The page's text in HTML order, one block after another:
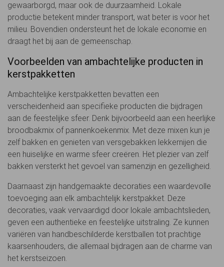
gewaarborgd, maar ook de duurzaamheid. Lokale
productie betekent minder transport, wat beter is voor het
milieu. Bovendien ondersteunt het de lokale economie en
draagt het bij aan de gemeenschap.
Voorbeelden van ambachtelijke producten in
kerstpakketten
Ambachtelijke kerstpakketten bevatten een
verscheidenheid aan specifieke producten die bijdragen
aan de feestelijke sfeer. Denk bijvoorbeeld aan een heerlijke
broodbakmix of pannenkoekenmix. Met deze mixen kun je
zelf bakken en genieten van versgebakken lekkernijen die
een huiselijke en warme sfeer creëren. Het plezier van zelf
bakken versterkt het gevoel van samenzijn en gezelligheid.
Daarnaast zijn handgemaakte decoraties een waardevolle
toevoeging aan elk ambachtelijk kerstpakket. Deze
decoraties, vaak vervaardigd door lokale ambachtslieden,
geven een authentieke en feestelijke uitstraling. Ze kunnen
variëren van handbeschilderde kerstballen tot prachtige
kaarsenhouders, die allemaal bijdragen aan de charme van
het kerstseizoen.